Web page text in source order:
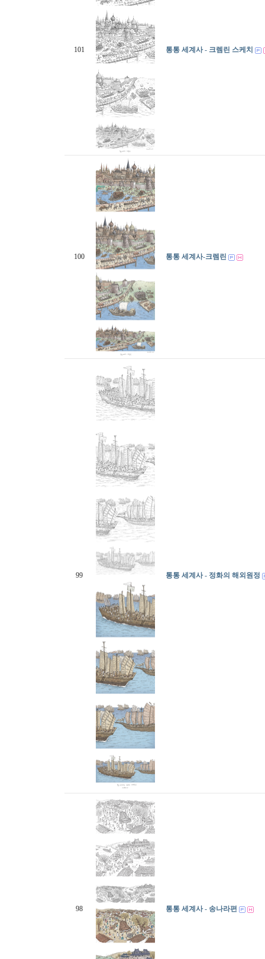
101 통통 세계사 - 크렘린 스케치
100 통통 세계사-크렘린
99 통통 세계사 - 정화의 해외원정
98 통통 세계사 - 송나라편